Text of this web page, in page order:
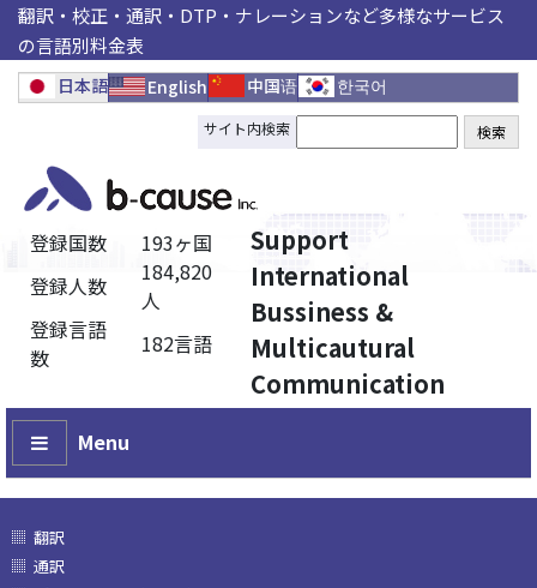
翻訳・校正・通訳・DTP・ナレーションなど多様なサービス
の言語別料金表